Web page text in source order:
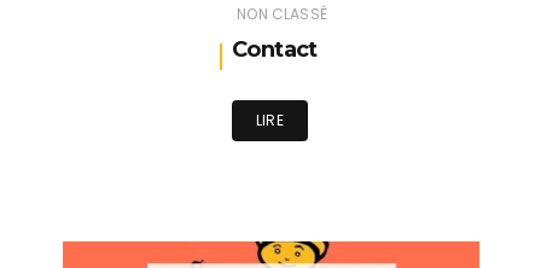
NON CLASSÉ
Contact
LIRE